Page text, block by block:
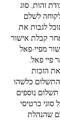
זהות, סוג
לשלם
לגבות את
קבלת אישור
מפיי-פאל
פיי פאל.
הזכות
כלשהו
נוספים
סוגי כרטיסי
שהנהלת